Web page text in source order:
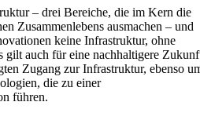
– drei Bereiche, die im Kern die
Zusammenlebens ausmachen – und
keine Infrastruktur, ohne
gilt auch für eine nachhaltigere
Zugang zur Infrastruktur, ebenso
die zu einer
führen.